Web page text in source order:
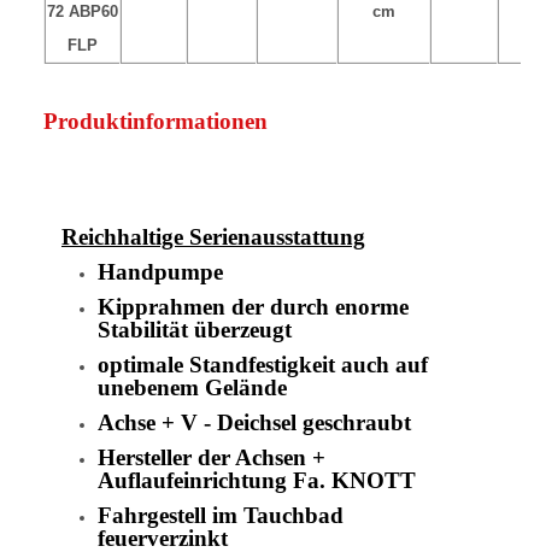
72 ABP60
FLP
cm
Produktinformationen
Reichhaltige Serienausstattung
Handpumpe
Kipprahmen der durch enorme
Stabilität überzeugt
optimale Standfestigkeit auch auf
unebenem Gelände
Achse + V - Deichsel geschraubt
Hersteller der Achsen +
Auflaufeinrichtung Fa. KNOTT
Fahrgestell im Tauchbad
feuerverzinkt